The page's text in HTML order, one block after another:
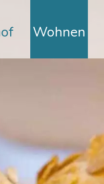
Wohnen